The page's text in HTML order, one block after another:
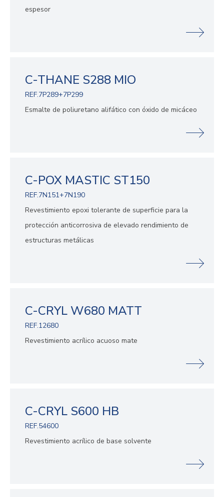
espesor
C-THANE S288 MIO
REF.7P289+7P299
Esmalte de poliuretano alifático con óxido de micáceo
C-POX MASTIC ST150
REF.7N151+7N190
Revestimiento epoxi tolerante de superficie para la
protección anticorrosiva de elevado rendimiento de
estructuras metálicas
C-CRYL W680 MATT
REF.12680
Revestimiento acrílico acuoso mate
C-CRYL S600 HB
REF.54600
Revestimiento acrílico de base solvente